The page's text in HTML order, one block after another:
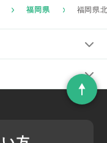
福岡県 福岡県